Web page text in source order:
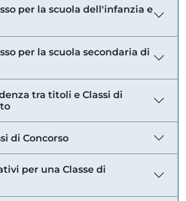
per la scuola dell'infanzia e
per la scuola secondaria di
tra titoli e Classi di
di Concorso
per una Classe di